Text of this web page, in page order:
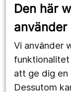
Den här
använder
Vi använder
att ge dig en
Dessutom
Länstrafiken
Utveckling